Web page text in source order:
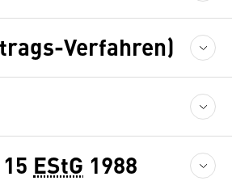
Verfahren)
EStG 1988